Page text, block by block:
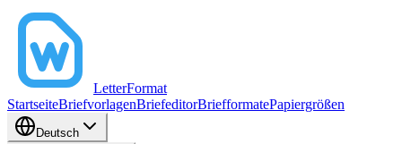
LetterFormat
StartseiteBriefvorlagenBriefeditorBriefformatePapiergrößen
Deutsch